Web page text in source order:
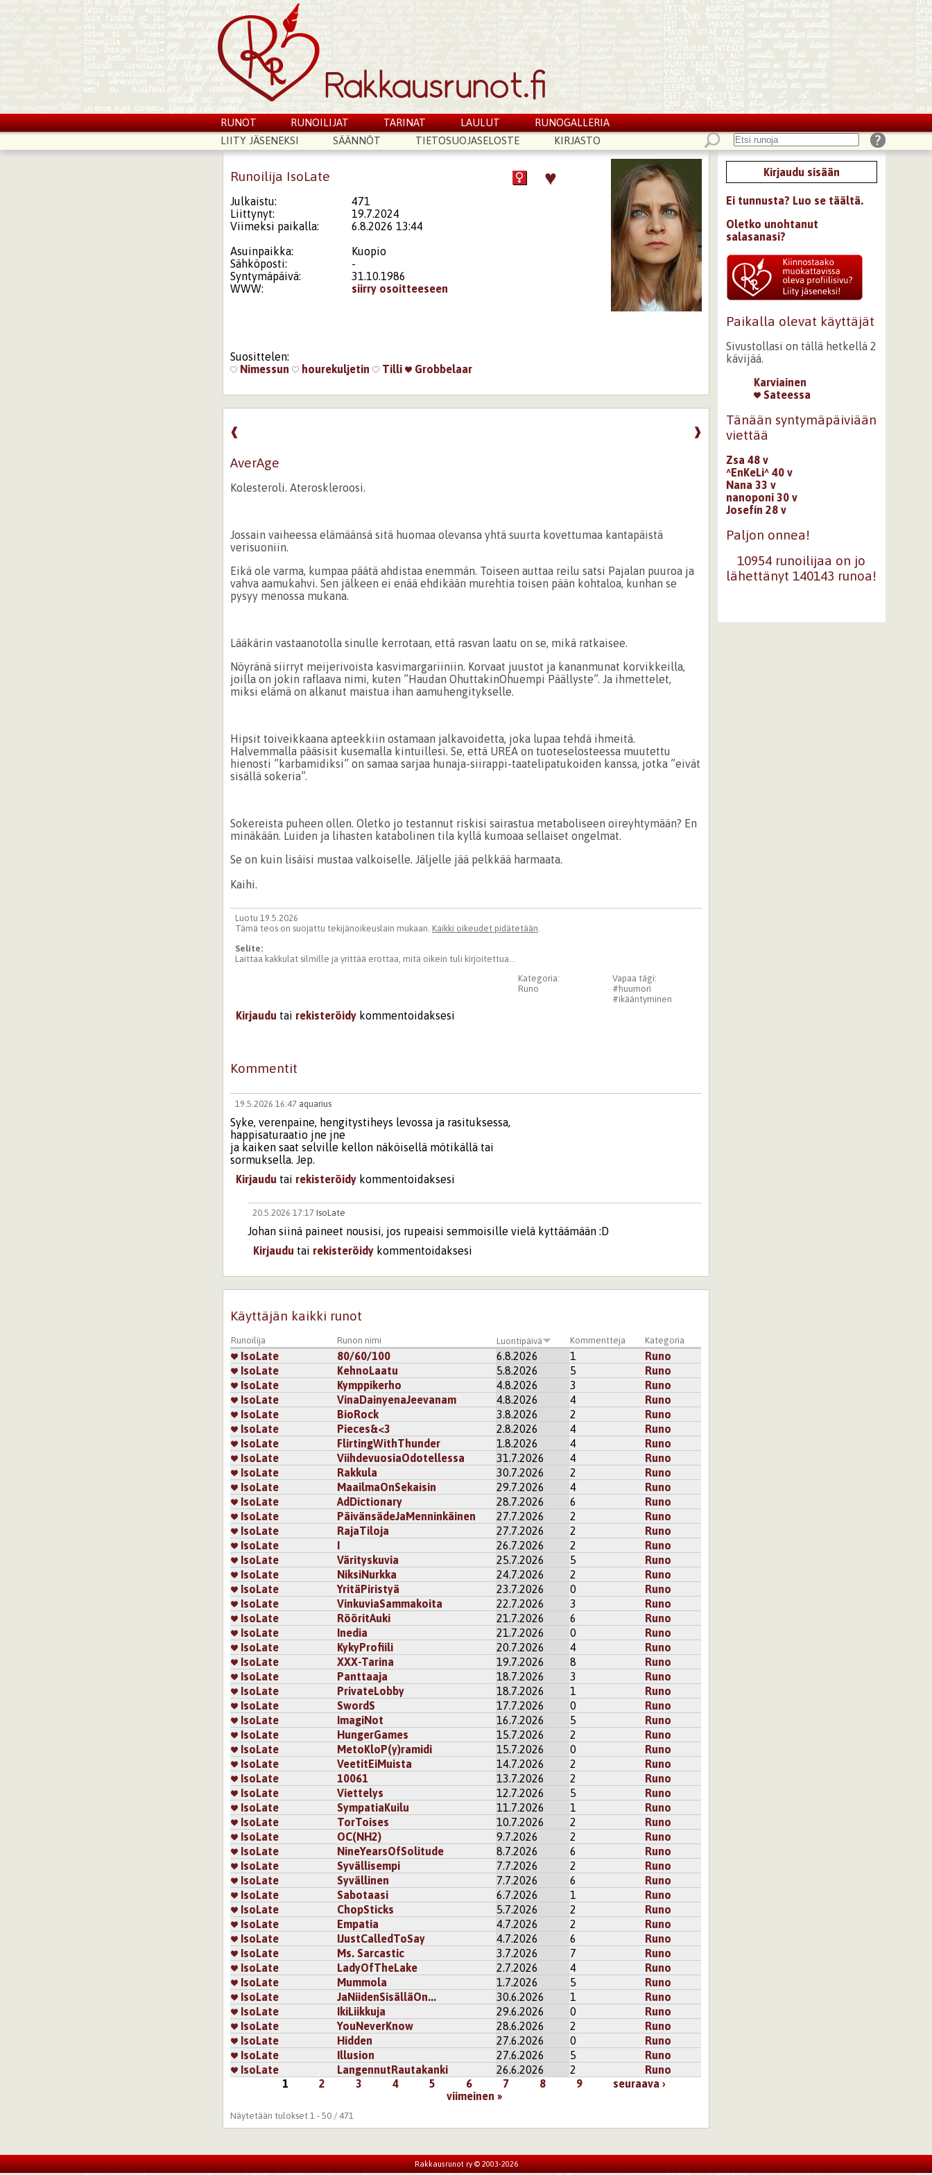
RUNOT RUNOILIJAT TARINAT LAULUT
RUNOGALLERIA
LIITY JÄSENEKSI
SÄÄNNÖT TIETOSUOJASELOSTE KIRJASTO
Runoilija IsoLate ♥
Julkaistu:
471
Liittynyt:
19.7.2024
Viimeksi paikalla:
6.8.2026 13:44
Asuinpaikka:
Kuopio
Sähköposti:
-
Syntymäpäivä:
31.10.1986
WWW:
siirry osoitteeseen
Suosittelen:
Nimessun
hourekuljetin Tilli Grobbelaar
❱
❰
AverAge
Kolesteroli. Ateroskleroosi.
Jossain vaiheessa elämäänsä sitä huomaa olevansa yhtä suurta kovettumaa kantapäistä
verisuoniin.
Eikä ole varma, kumpaa päätä ahdistaa enemmän. Toiseen auttaa reilu satsi Pajalan puuroa ja
vahva aamukahvi. Sen jälkeen ei enää ehdikään murehtia toisen pään kohtaloa, kunhan se
pysyy menossa mukana.
Lääkärin vastaanotolla sinulle kerrotaan, että rasvan laatu on se, mikä ratkaisee.
Nöyränä siirryt meijerivoista kasvimargariiniin. Korvaat juustot ja kananmunat korvikkeilla,
joilla on jokin raflaava nimi, kuten ”Haudan OhuttakinOhuempi Päällyste”. Ja ihmettelet,
miksi elämä on alkanut maistua ihan aamuhengitykselle.
Hipsit toiveikkaana apteekkiin ostamaan jalkavoidetta, joka lupaa tehdä ihmeitä.
Halvemmalla pääsisit kusemalla kintuillesi. Se, että UREA on tuoteselosteessa muutettu
hienosti ”karbamidiksi” on samaa sarjaa hunaja-siirappi-taatelipatukoiden kanssa, jotka ”eivät
sisällä sokeria”.
Sokereista puheen ollen. Oletko jo testannut riskisi sairastua metaboliseen oireyhtymään? En
minäkään. Luiden ja lihasten katabolinen tila kyllä kumoaa sellaiset ongelmat.
Se on kuin lisäisi mustaa valkoiselle. Jäljelle jää pelkkää harmaata.
Kaihi.
Luotu 19.5.2026
Tämä teos on suojattu tekijänoikeuslain mukaan. Kaikki oikeudet pidätetään.
Selite:
Laittaa kakkulat silmille ja yrittää erottaa, mitä oikein tuli kirjoitettua...
Vapaa tägi:
#huumori
#ikääntyminen
Kategoria:
Runo
Kirjaudu tai rekisteröidy kommentoidaksesi
Kommentit
19.5.2026 16:47 aquarius
Syke, verenpaine, hengitystiheys levossa ja rasituksessa,
happisaturaatio jne jne
ja kaiken saat selville kellon näköisellä mötikällä tai
sormuksella. Jep.
Kirjaudu tai rekisteröidy kommentoidaksesi
20.5.2026 17:17 IsoLate
Johan siinä paineet nousisi, jos rupeaisi semmoisille vielä kyttäämään :D
Kirjaudu tai rekisteröidy kommentoidaksesi
Sivut
Käyttäjän kaikki runot
Runoilija Runon nimi Luontipäivä Kommentteja Kategoria
IsoLate 80/60/100 6.8.2026 1
Runo
IsoLate
KehnoLaatu 5.8.2026 5
Runo
IsoLate
Kymppikerho 4.8.2026 3
Runo
IsoLate
VinaDainyenaJeevanam 4.8.2026 4
Runo
IsoLate
BioRock 3.8.2026 2
Runo
IsoLate
Pieces&<3 2.8.2026 4
Runo
IsoLate
FlirtingWithThunder 1.8.2026 4
Runo
IsoLate
ViihdevuosiaOdotellessa 31.7.2026 4
Runo
IsoLate
Rakkula 30.7.2026 2
Runo
IsoLate
MaailmaOnSekaisin 29.7.2026 4
Runo
IsoLate
AdDictionary 28.7.2026 6
Runo
IsoLate
PäivänsädeJaMenninkäinen 27.7.2026 2
Runo
IsoLate
RajaTiloja 27.7.2026 2
Runo
IsoLate
I 26.7.2026 2
Runo
IsoLate
Värityskuvia 25.7.2026 5
Runo
IsoLate
NiksiNurkka 24.7.2026 2
Runo
IsoLate
YritäPiristyä 23.7.2026 0
Runo
IsoLate
VinkuviaSammakoita 22.7.2026 3
Runo
IsoLate
RööritAuki 21.7.2026 6
Runo
IsoLate
Inedia 21.7.2026 0
Runo
IsoLate
KykyProfiili 20.7.2026 4
Runo
IsoLate
XXX-Tarina 19.7.2026 8
Runo
IsoLate
Panttaaja 18.7.2026 3
Runo
IsoLate
PrivateLobby 18.7.2026 1
Runo
IsoLate
SwordS 17.7.2026 0
Runo
IsoLate
ImagiNot 16.7.2026 5
Runo
IsoLate
HungerGames 15.7.2026 2
Runo
IsoLate
MetoKloP(y)ramidi 15.7.2026 0
Runo
IsoLate
VeetitEiMuista 14.7.2026 2
Runo
IsoLate
10061 13.7.2026 2
Runo
IsoLate
Viettelys 12.7.2026 5
Runo
IsoLate
SympatiaKuilu 11.7.2026 1
Runo
IsoLate
TorToises 10.7.2026 2
Runo
IsoLate
OC(NH2) 9.7.2026 2
Runo
IsoLate
NineYearsOfSolitude 8.7.2026 6
Runo
IsoLate
Syvällisempi 7.7.2026 2
Runo
IsoLate
Syvällinen 7.7.2026 6
Runo
IsoLate
Sabotaasi 6.7.2026 1
Runo
IsoLate
ChopSticks 5.7.2026 2
Runo
IsoLate
Empatia 4.7.2026 2
Runo
IsoLate
IJustCalledToSay 4.7.2026 6
Runo
IsoLate
Ms. Sarcastic 3.7.2026 7
Runo
IsoLate
LadyOfTheLake 2.7.2026 4
Runo
IsoLate
Mummola 1.7.2026 5
Runo
IsoLate
JaNiidenSisälläOn... 30.6.2026 1
Runo
IsoLate
IkiLiikkuja 29.6.2026 0
Runo
IsoLate
YouNeverKnow 28.6.2026 2
Runo
IsoLate
Hidden 27.6.2026 0
Runo
IsoLate
Illusion 27.6.2026 5
Runo
IsoLate
LangennutRautakanki 26.6.2026 2 Runo
1 2 3 4 5 6 7 8 9
seuraava ›
viimeinen »
Näytetään tulokset 1 - 50 / 471
Kirjaudu sisään
Ei tunnusta? Luo se täältä.
Oletko unohtanut
salasanasi?
Paikalla olevat käyttäjät
Sivustollasi on tällä hetkellä 2
kävijää.
Karviainen
Sateessa
Tänään syntymäpäiviään
viettää
Zsa 48 v
^EnKeLi^ 40 v
Nana 33 v
nanoponi 30 v
Josefín 28 v
Paljon onnea!
10954 runoilijaa on jo
lähettänyt 140143 runoa!
Rakkausrunot ry © 2003-2026